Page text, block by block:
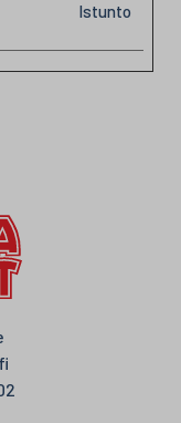
Istunto